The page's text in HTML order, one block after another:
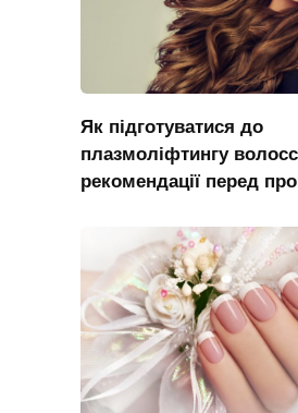
Як підготуватися до
плазмоліфтингу
рекомендації перед